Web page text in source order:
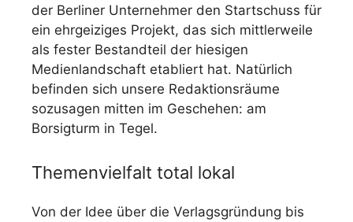
der Berliner Unternehmer den Startschuss für
ein ehrgeiziges Projekt, das sich mittlerweile
als fester Bestandteil der hiesigen
Medienlandschaft etabliert hat. Natürlich
befinden sich unsere Redaktionsräume
sozusagen mitten im Geschehen: am
Borsigturm in Tegel.
Themenvielfalt total lokal
Von der Idee über die Verlagsgründung bis